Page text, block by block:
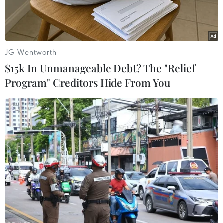
Bà Mạnh Vãn Châu (trái) rời tòa án ở Vancouver, Canada.
(Ảnh: AFP/TTXVN)
Theo người phát ngôn Bộ Ngoại giao Trung
Quốc Uông Văn Bân ngày 21/9, nước này kêu gọi
Canada ngay lập tức trả tự do cho giám đốc tài
chính của Tập đoàn công nghệ Huawei, bà
JG Wentworth
$15k In Unmanageable Debt? The "Relief
Program" Creditors Hide From You